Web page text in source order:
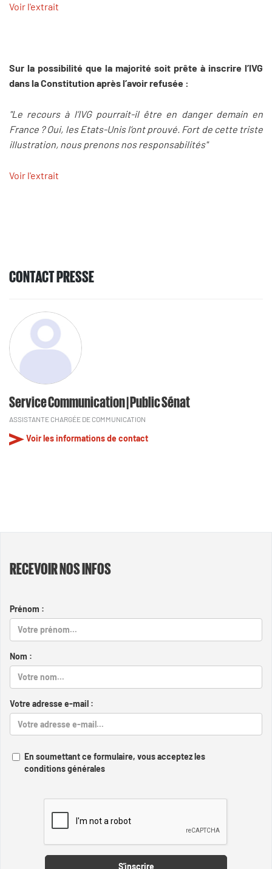
Voir l'extrait
Sur la possibilité que la majorité soit prête à inscrire l’IVG
dans la Constitution après l’avoir refusée :
"Le recours à l’IVG pourrait-il être en danger demain en
France ? Oui, les Etats-Unis l’ont prouvé. Fort de cette triste
illustration, nous prenons nos responsabilités"
Voir l'extrait
CONTACT PRESSE
Service Communication | Public Sénat
ASSISTANTE CHARGÉE DE COMMUNICATION
Voir les informations de contact
RECEVOIR NOS INFOS
Prénom :
Nom :
Votre adresse e-mail :
En soumettant ce formulaire, vous acceptez les
conditions générales
S'inscrire